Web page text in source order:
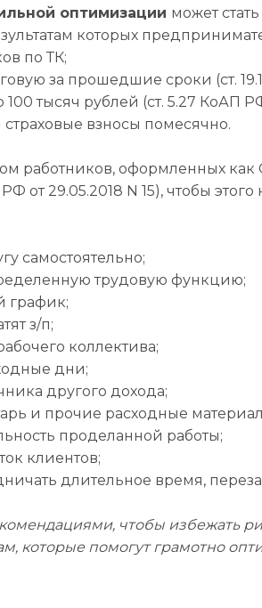
оптимизации может
которых
по ТК;
за прошедшие сроки (ст.
тысяч рублей (ст. 5.27 КоАП
взносы помесячно.
работников, оформленных
от 29.05.2018 N 15), чтобы
самостоятельно;
трудовую функцию;
график;
з/п;
коллектива;
дни;
другого дохода;
и прочие расходные
проделанной работы;
клиентов;
длительное время,
чтобы избежать
которые помогут грамотно